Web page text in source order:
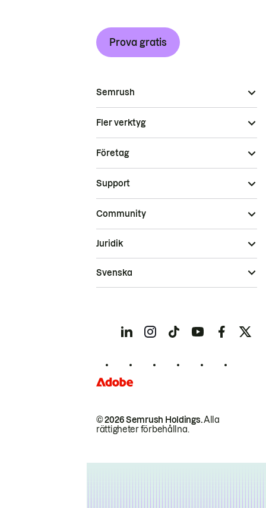
Prova gratis
Semrush
Fler verktyg
Företag
Support
Community
© 2026 Semrush Holdings.Alla
rättigheter förbehållna.
Juridik
Svenska